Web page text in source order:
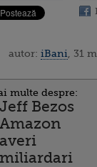
autor: iBani , 31
multe despre:
Bezos